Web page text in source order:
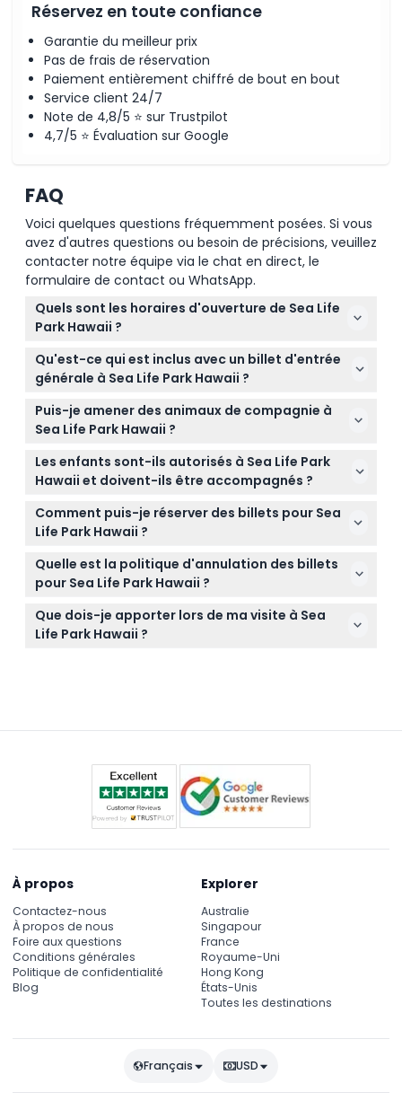
Réservez en toute confiance
Garantie du meilleur prix
Pas de frais de réservation
Paiement entièrement chiffré de bout en bout
Service client 24/7
Note de 4,8/5 ⭐ sur Trustpilot
4,7/5 ⭐ Évaluation sur Google
FAQ
Voici quelques questions fréquemment posées. Si vous
avez d'autres questions ou besoin de précisions, veuillez
contacter notre équipe via le chat en direct, le
formulaire de contact ou WhatsApp.
Quels sont les horaires d'ouverture de Sea Life
Park Hawaii ?
Sea Life Park Hawaii est ouvert tous les jours de
10h00 à 16h00, sauf le mardi où il est fermé (sous
réserve de modifications — veuillez confirmer lors
de la réservation).
Qu'est-ce qui est inclus avec un billet d'entrée
générale à Sea Life Park Hawaii ?
L'entrée générale comprend l'accès à tous les
spectacles et expositions, les conférences en
interactives de nourrissage tout au long de la
journée.
Puis-je amener des animaux de compagnie à
Sea Life Park Hawaii ?
Les animaux de compagnie ne sont pas autorisés
dans le parc, mais les animaux d'assistance sont les
Les enfants sont-ils autorisés à Sea Life Park
Hawaii et doivent-ils être accompagnés ?
Les enfants âgés de 4 à 12 ans sont les bienvenus,
mais les visiteurs de moins de 18 ans doivent être
Comment puis-je réserver des billets pour Sea
Life Park Hawaii ?
Vous pouvez réserver vos billets en ligne sur ce site,
où vous pouvez également vérifier la disponibilité
Quelle est la politique d'annulation des billets
pour Sea Life Park Hawaii ?
Les billets ne sont ni remboursables ni annulables et
doivent être utilisés à la date et à l'heure
Que dois-je apporter lors de ma visite à Sea
Life Park Hawaii ?
disponibles à la location sur place.
À propos
Contactez-nous
À propos de nous
Foire aux questions
Conditions générales
Politique de confidentialité
Blog
Explorer
Australie
Singapour
France
Royaume-Uni
Hong Kong
États-Unis
Toutes les destinations
Français USD